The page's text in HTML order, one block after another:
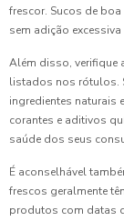
frescor. Sucos de
sem adição
Além disso, verifique
listados nos rótulos.
ingredientes naturais
corantes e aditivos
saúde dos seus
É aconselhável
frescos geralmente
produtos com datas